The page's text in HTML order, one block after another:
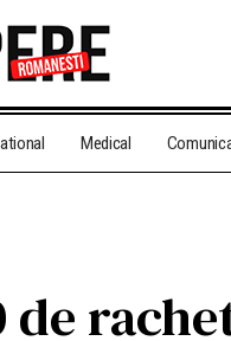
Medical